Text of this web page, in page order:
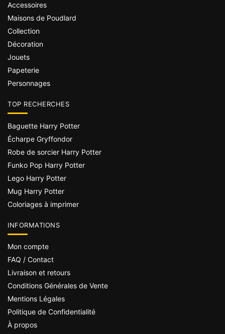
Accessoires
Maisons de Poudlard
Collection
Décoration
Jouets
Papeterie
Personnages
TOP RECHERCHES
Baguette Harry Potter
Écharpe Gryffondor
Robe de sorcier Harry Potter
Funko Pop Harry Potter
Lego Harry Potter
Mug Harry Potter
Coloriages à imprimer
INFORMATIONS
Mon compte
FAQ / Contact
Livraison et retours
Conditions Générales de Vente
Mentions Légales
Politique de Confidentialité
À propos